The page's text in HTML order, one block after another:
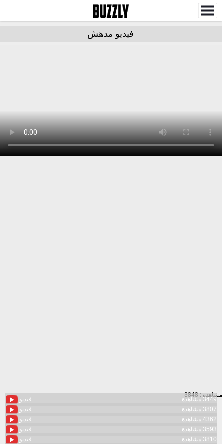
فيديو مدهش
مشاهدة : 3848
فيديو
3449 مشاهدة
فيديو
3807 مشاهدة
فيديو
4362 مشاهدة
فيديو
3593 مشاهدة
فيديو
3810 مشاهدة